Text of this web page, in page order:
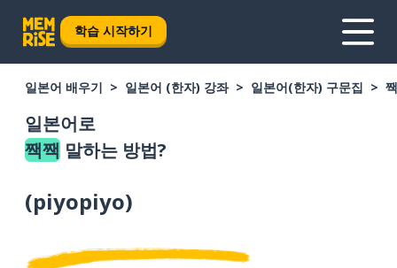
학습 시작하기
일본어 배우기 일본어 (한자) 강좌 일본어(한자) 구문집
일본어로
짹짹 말하는 방법?
(piyopiyo)